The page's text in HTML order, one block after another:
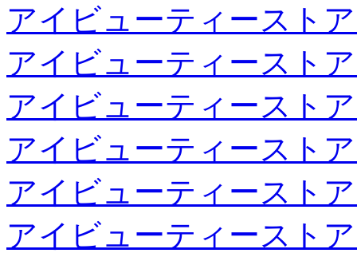
アイビューティースト
アイビューティースト
アイビューティースト
アイビューティースト
アイビューティースト
アイビューティースト